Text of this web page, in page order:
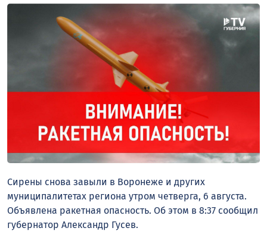
Сирены снова завыли в Воронеже и других
муниципалитетах региона утром четверга, 6 августа.
Объявлена ракетная опасность. Об этом в 8:37 сообщил
губернатор Александр Гусев.